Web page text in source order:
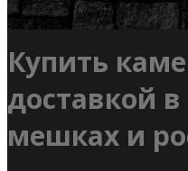
Купить
доставкой
мешках и